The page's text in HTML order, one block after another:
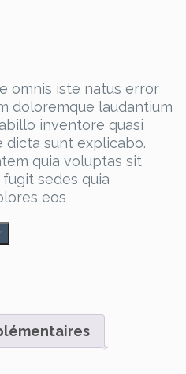
omnis iste natus error
doloremque laudantium
inventore quasi
sunt explicabo.
quia voluptas sit
sedes quia
eos